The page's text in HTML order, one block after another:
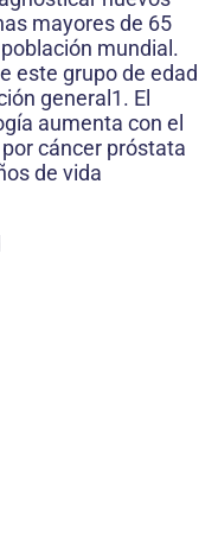
mayores de 65
mundial.
este grupo de edad
general1. El
aumenta con el
cáncer próstata
de vida